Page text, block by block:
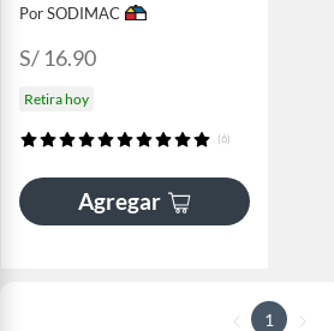
Por SODIMAC
S/ 16.90
Retira hoy
(6)
Agregar
1